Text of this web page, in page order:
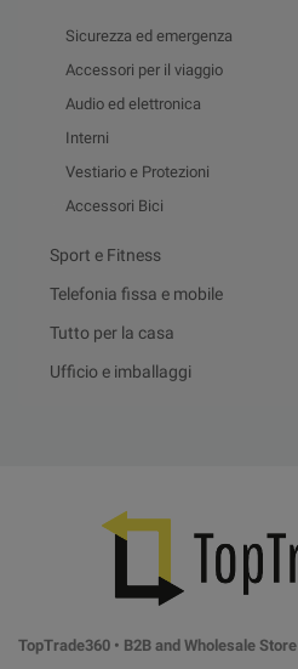
Sicurezza ed emergenza
Accessori per il viaggio
Audio ed elettronica
Interni
Vestiario e Protezioni
Accessori Bici
Sport e Fitness
Telefonia fissa e mobile
Tutto per la casa
Ufficio e imballaggi
TopTrade360 • B2B and Wholesale Store